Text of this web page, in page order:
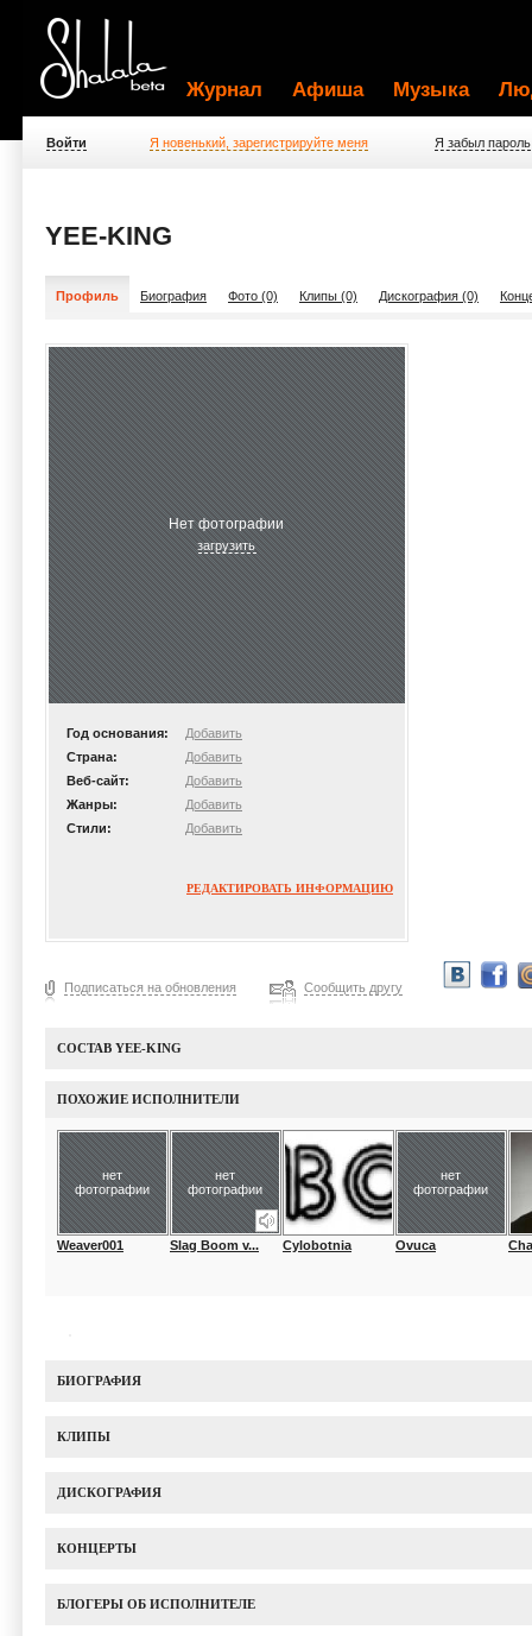
Журнал Афиша Музыка
Войти Я новенький, зарегистрируйте меня Я забыл пароль
YEE-KING
Профиль Биография Фото (0) Клипы (0) Дискография (0)
Нет фотографии
загрузить
Год основания:
Добавить
Страна:
Добавить
Веб-сайт:
Добавить
Жанры:
Добавить
Стили:
Добавить
РЕДАКТИРОВАТЬ ИНФОРМАЦИЮ
Подписаться на обновления Сообщить другу
СОСТАВ YEE-KING
ПОХОЖИЕ ИСПОЛНИТЕЛИ
нет
фотографии
Weaver001
нет
фотографии
Slag Boom v... Cylobotnia
нет
фотографии
Ovuca
БИОГРАФИЯ
КЛИПЫ
ДИСКОГРАФИЯ
КОНЦЕРТЫ
БЛОГЕРЫ ОБ ИСПОЛНИТЕЛЕ